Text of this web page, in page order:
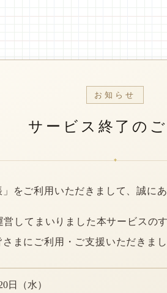
お知らせ
サービス終了の
*
をご利用いただきまして、誠に
してまいりました本サービスの
まにご利用・ご支援いただきま
日（水）